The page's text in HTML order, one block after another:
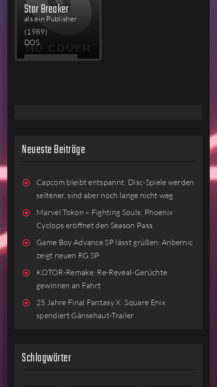
Star Breaker
als ein Publisher
(1989)
DOS
MEHR
Neueste Beiträge
Capcom bleibt entspannt: Disc-Spiele werden
seltener, sind aber noch lange nicht weg
Marvel Tokon – Fighting Souls: Phoenix
Cyclops eröffnet den Season Pass
Game Boy Advance SP lässt grüßen: Anbernic
zeigt neuen RG SP
KOTOR-Remake: Re-Reveal-Gerüchte
gewinnen an Fahrt
25 Jahre Final Fantasy X: Square Enix
spendiert Gänsehaut-Trailer
Schlagwörter